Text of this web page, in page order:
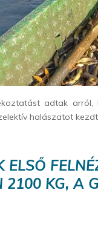
adtak
halászatot
2100 KG, A